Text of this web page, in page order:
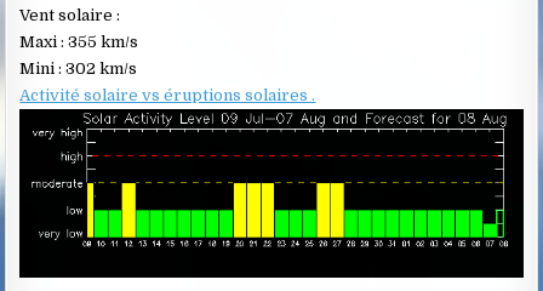
Vent solaire :
Maxi : 355 km/s
Mini : 302 km/s
Activité solaire vs éruptions solaires .